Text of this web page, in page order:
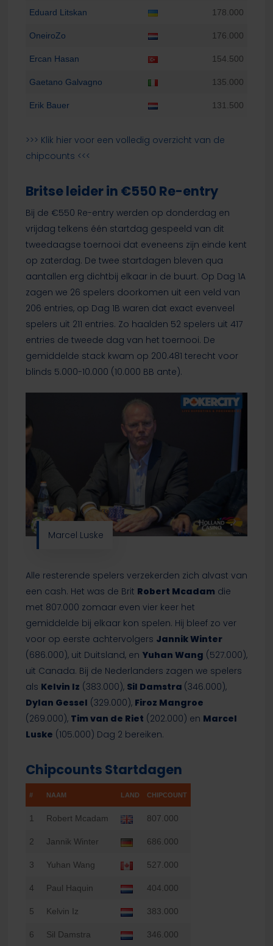
Eduard Litskan 178.000
OneiroZo 176.000
Ercan Hasan 154.500
Gaetano Galvagno 135.000
Erik Bauer 131.500
>>> Klik hier voor een volledig overzicht van de
chipcounts <<<
Britse leider in €550 Re-entry
Bij de €550 Re-entry werden op donderdag en
vrijdag telkens één startdag gespeeld van dit
tweedaagse toernooi dat eveneens zijn einde kent
op zaterdag. De twee startdagen bleven qua
aantallen erg dichtbij elkaar in de buurt. Op Dag 1A
zagen we 26 spelers doorkomen uit een veld van
206 entries, op Dag 1B waren dat exact evenveel
spelers uit 211 entries. Zo haalden 52 spelers uit 417
entries de tweede dag van het toernooi. De
gemiddelde stack kwam op 200.481 terecht voor
blinds 5.000-10.000 (10.000 BB ante).
Marcel Luske
Alle resterende spelers verzekerden zich alvast van
een cash. Het was de Brit Robert Mcadam die
met 807.000 zomaar even vier keer het
gemiddelde bij elkaar kon spelen. Hij bleef zo ver
voor op eerste achtervolgers Jannik Winter
(686.000), uit Duitsland, en Yuhan Wang (527.000),
uit Canada. Bij de Nederlanders zagen we spelers
als Kelvin Iz (383.000), Sil Damstra (346.000),
Dylan Gessel (329.000), Firoz Mangroe
(269.000), Tim van de Riet (202.000) en Marcel
Luske (105.000) Dag 2 bereiken.
Chipcounts Startdagen
# NAAM LAND CHIPCOUNT
1 Robert Mcadam 807.000
2 Jannik Winter 686.000
3 Yuhan Wang 527.000
4 Paul Haquin 404.000
5 Kelvin Iz 383.000
6 Sil Damstra 346.000